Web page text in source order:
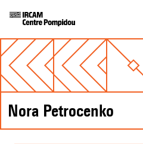
Nora Petrocenko